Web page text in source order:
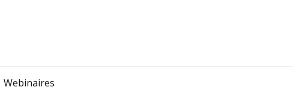
Webinaires